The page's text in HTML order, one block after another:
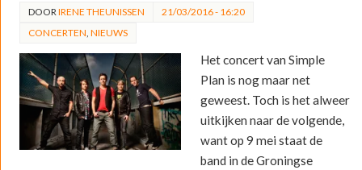
DOOR IRENE THEUNISSEN
21/03/2016 - 16:20
CONCERTEN NIEUWS
Het concert van Simple
Plan is nog maar net
geweest. Toch is het alweer
uitkijken naar de volgende,
want op 9 mei staat de
band in de Groningse